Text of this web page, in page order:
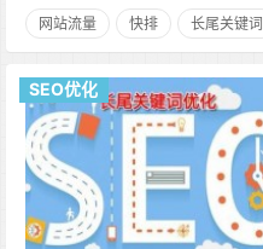
网站流量 快排 长尾关键词
SEO优化